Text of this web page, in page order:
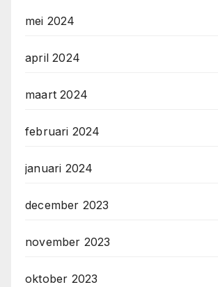
mei 2024
april 2024
maart 2024
februari 2024
januari 2024
december 2023
november 2023
oktober 2023